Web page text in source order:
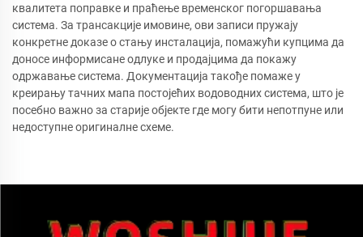
квалитета поправке и праћење временског погоршавања
система. За трансакције имовине, ови записи пружају
конкретне доказе о стању инсталација, помажући купцима да
доносе информисане одлуке и продајцима да покажу
одржавање система. Документација такође помаже у
креирању тачних мапа постојећих водоводних система, што је
посебно важно за старије објекте где могу бити непотпуне или
недоступне оригиналне схеме.